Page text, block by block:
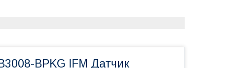
BPKG IFM Датчик